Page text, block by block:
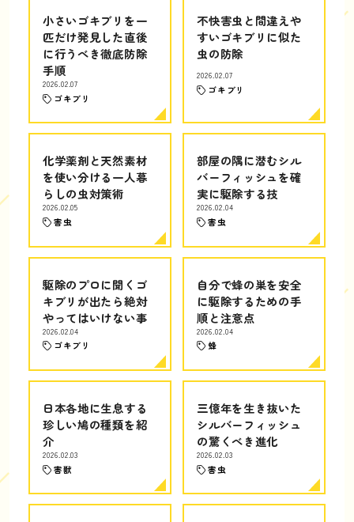
小さいゴキブリを一
匹だけ発見した直後
に行うべき徹底防除
手順
2026.02.07
ゴキブリ
不快害虫と間違えや
すいゴキブリに似た
虫の防除
2026.02.07
ゴキブリ
化学薬剤と天然素材
を使い分ける一人暮
らしの虫対策術
2026.02.05
害虫
部屋の隅に潜むシル
バーフィッシュを確
実に駆除する技
2026.02.04
害虫
駆除のプロに聞くゴ
キブリが出たら絶対
やってはいけない事
2026.02.04
ゴキブリ
自分で蜂の巣を安全
に駆除するための手
順と注意点
2026.02.04
蜂
日本各地に生息する
珍しい鳩の種類を紹
介
2026.02.03
害獣
三億年を生き抜いた
シルバーフィッシュ
の驚くべき進化
2026.02.03
害虫